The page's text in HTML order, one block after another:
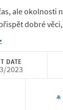
ale okolnosti
dobré
DATE
2023